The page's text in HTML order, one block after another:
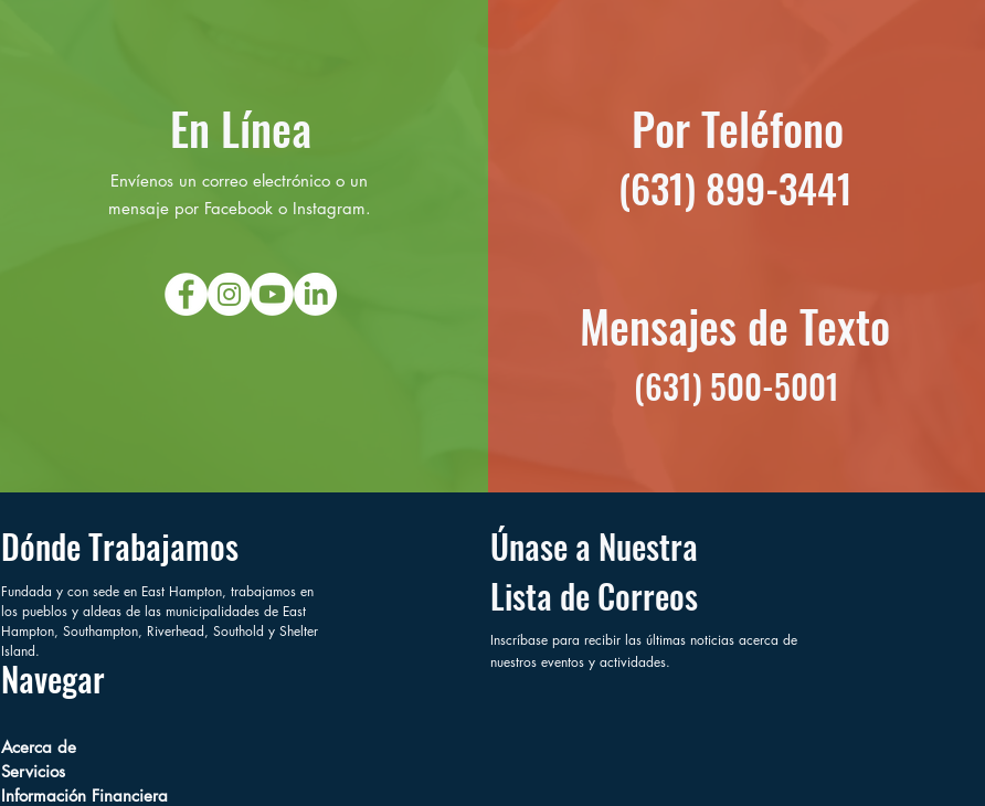
En Línea
Envíenos un correo electrónico o un
mensaje por Facebook o Instagram.
Por Teléfono
(631) 899-3441
Mensajes de Texto
(631) 500-5001
Navegar
Dónde Trabajamos
Fundada y con sede en East Hampton, trabajamos en
los pueblos y aldeas de las municipalidades de East
Hampton, Southampton, Riverhead, Southold y Shelter
Island.
Acerca de
Servicios
Información Financiera
Únase a Nuestra
Lista de Correos
Inscríbase para recibir las últimas noticias acerca de
nuestros eventos y actividades.